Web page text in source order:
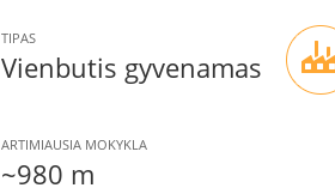
TIPAS
Vienbutis gyvenamas
ARTIMIAUSIA MOKYKLA
~980 m